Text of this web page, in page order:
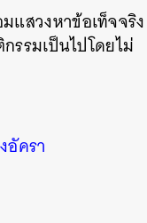
แสวงหาข้อเท็จจริง
รรมเป็นไปโดยไม่
อัครา